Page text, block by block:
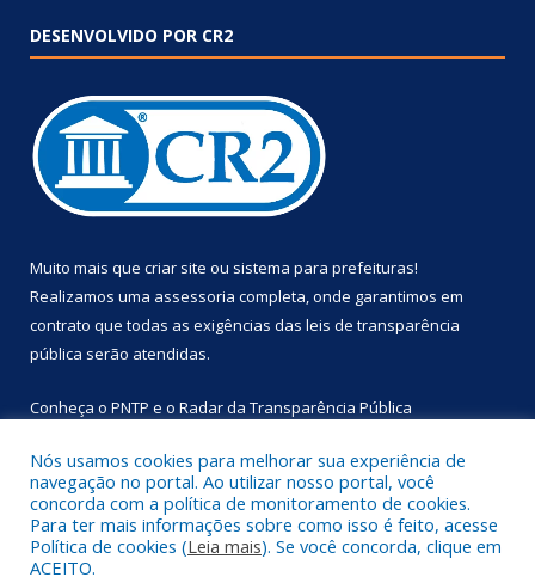
DESENVOLVIDO POR CR2
Muito mais que criar site ou sistema para prefeituras!
Realizamos uma assessoria completa, onde garantimos em
contrato que todas as exigências das leis de transparência
pública serão atendidas.
Conheça o PNTP e o Radar da Transparência Pública
Todos os direitos reservados a Prefeitura Municipal de
Primavera.
Nós usamos cookies para melhorar sua experiência de
navegação no portal. Ao utilizar nosso portal, você
concorda com a política de monitoramento de cookies.
Para ter mais informações sobre como isso é feito, acesse
Política de cookies (Leia mais). Se você concorda, clique em
ACEITO.